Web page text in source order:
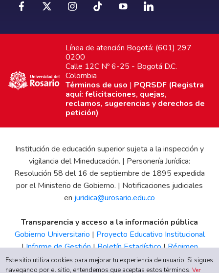
Línea de atención Bogotá: (601) 297
0200
Calle 12C Nº 6-25 - Bogotá D.C.
Colombia
Términos de uso | PQRSDF (Registra
aquí: felicitaciones, quejas,
reclamos, sugerencias y derechos de
petición)
Institución de educación superior sujeta a la inspección y
vigilancia del Mineducación. | Personería Jurídica:
Resolución 58 del 16 de septiembre de 1895 expedida
por el Ministerio de Gobierno. | Notificaciones judiciales
en juridica@urosario.edu.co
Transparencia y acceso a la información pública
Gobierno Universitario | Proyecto Educativo Institucional
|Informe de Gestión|Boletín Estadístico|Régimen
Tributario|Estados Financieros |Código de Ética| Canal
Este sitio utiliza cookies para mejorar tu experiencia de usuario. Si sigues
navegando por el sitio, entendemos que aceptas estos términos.Ver